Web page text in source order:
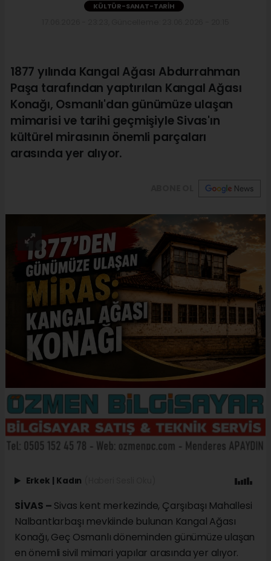
KÜLTÜR-SANAT-TARIH
1877 yılında Kangal Ağası Abdurrahman
Paşa tarafından yaptırılan Kangal Ağası
Konağı, Osmanlı'dan günümüze ulaşan
mimarisi ve tarihi geçmişiyle Sivas'ın
kültürel mirasının önemli parçaları
arasında yer alıyor.
Erkek Kadın
SİVAS – Sivas kent merkezinde, Çarşıbaşı Mahallesi
Nalbantlarbaşı mevkiinde bulunan Kangal Ağası
Konağı, Geç Osmanlı döneminden günümüze ulaşan
en önemli sivil mimari yapılar arasında yer alıyor.